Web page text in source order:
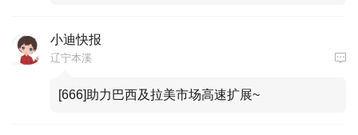
小迪快报
辽宁本溪
[666]助力巴西及拉美市场高速扩展~